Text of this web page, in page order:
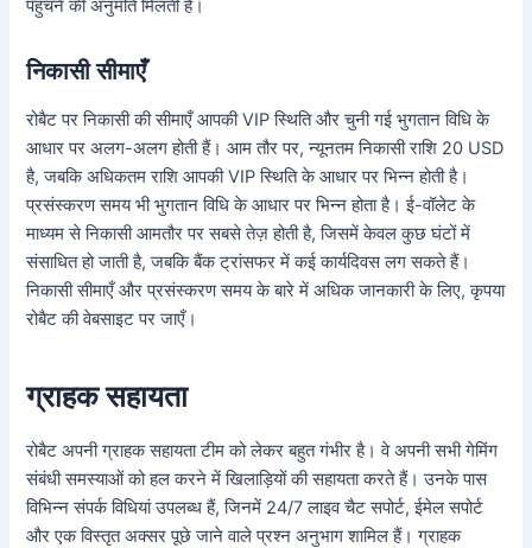
पहुंचने की अनुमति मिलती है।
निकासी सीमाएँ
रोबैट पर निकासी की सीमाएँ आपकी VIP स्थिति और चुनी गई भुगतान विधि के
आधार पर अलग-अलग होती हैं। आम तौर पर, न्यूनतम निकासी राशि 20 USD
है, जबकि अधिकतम राशि आपकी VIP स्थिति के आधार पर भिन्न होती है।
प्रसंस्करण समय भी भुगतान विधि के आधार पर भिन्न होता है। ई-वॉलेट के
माध्यम से निकासी आमतौर पर सबसे तेज़ होती है, जिसमें केवल कुछ घंटों में
संसाधित हो जाती है, जबकि बैंक ट्रांसफर में कई कार्यदिवस लग सकते हैं।
निकासी सीमाएँ और प्रसंस्करण समय के बारे में अधिक जानकारी के लिए, कृपया
रोबैट की वेबसाइट पर जाएँ।
ग्राहक सहायता
रोबैट अपनी ग्राहक सहायता टीम को लेकर बहुत गंभीर है। वे अपनी सभी गेमिंग
संबंधी समस्याओं को हल करने में खिलाड़ियों की सहायता करते हैं। उनके पास
विभिन्न संपर्क विधियां उपलब्ध हैं, जिनमें 24/7 लाइव चैट सपोर्ट, ईमेल सपोर्ट
और एक विस्तृत अक्सर पूछे जाने वाले प्रश्न अनुभाग शामिल हैं। ग्राहक